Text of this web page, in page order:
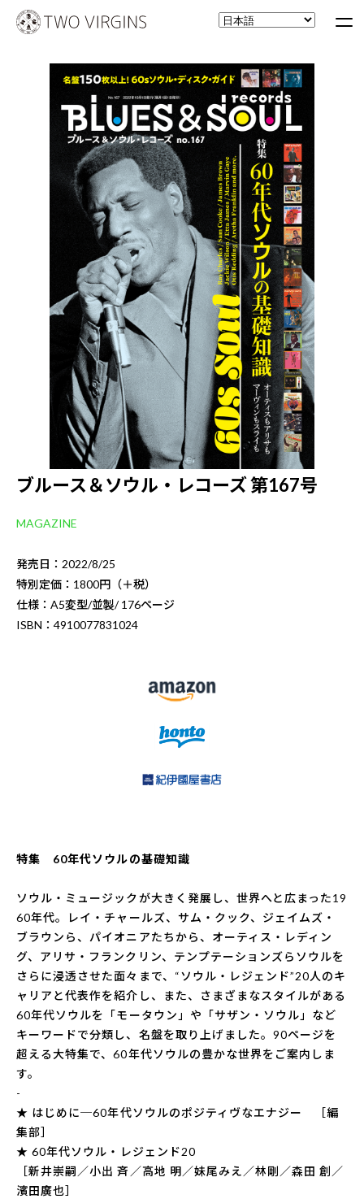
ブルース＆ソウル・レコーズ 第167号
MAGAZINE
発売日：2022/8/25
特別定価：1800円（＋税）
仕様：A5変型/並製/ 176ページ
ISBN：4910077831024
特集 60年代ソウルの基礎知識
ソウル・ミュージックが大きく発展し、世界へと広まった19
60年代。レイ・チャールズ、サム・クック、ジェイムズ・
ブラウンら、パイオニアたちから、オーティス・レディン
グ、アリサ・フランクリン、テンプテーションズらソウルを
さらに浸透させた面々まで、“ソウル・レジェンド”20人のキ
ャリアと代表作を紹介し、また、さまざまなスタイルがある
60年代ソウルを「モータウン」や「サザン・ソウル」など
キーワードで分類し、名盤を取り上げました。90ページを
超える大特集で、60年代ソウルの豊かな世界をご案内しま
す。
-
★ はじめに─60年代ソウルのポジティヴなエナジー ［編
集部］
★ 60年代ソウル・レジェンド20
［新井崇嗣／小出 斉／高地 明／妹尾みえ／林剛／森田 創／
濱田廣也］